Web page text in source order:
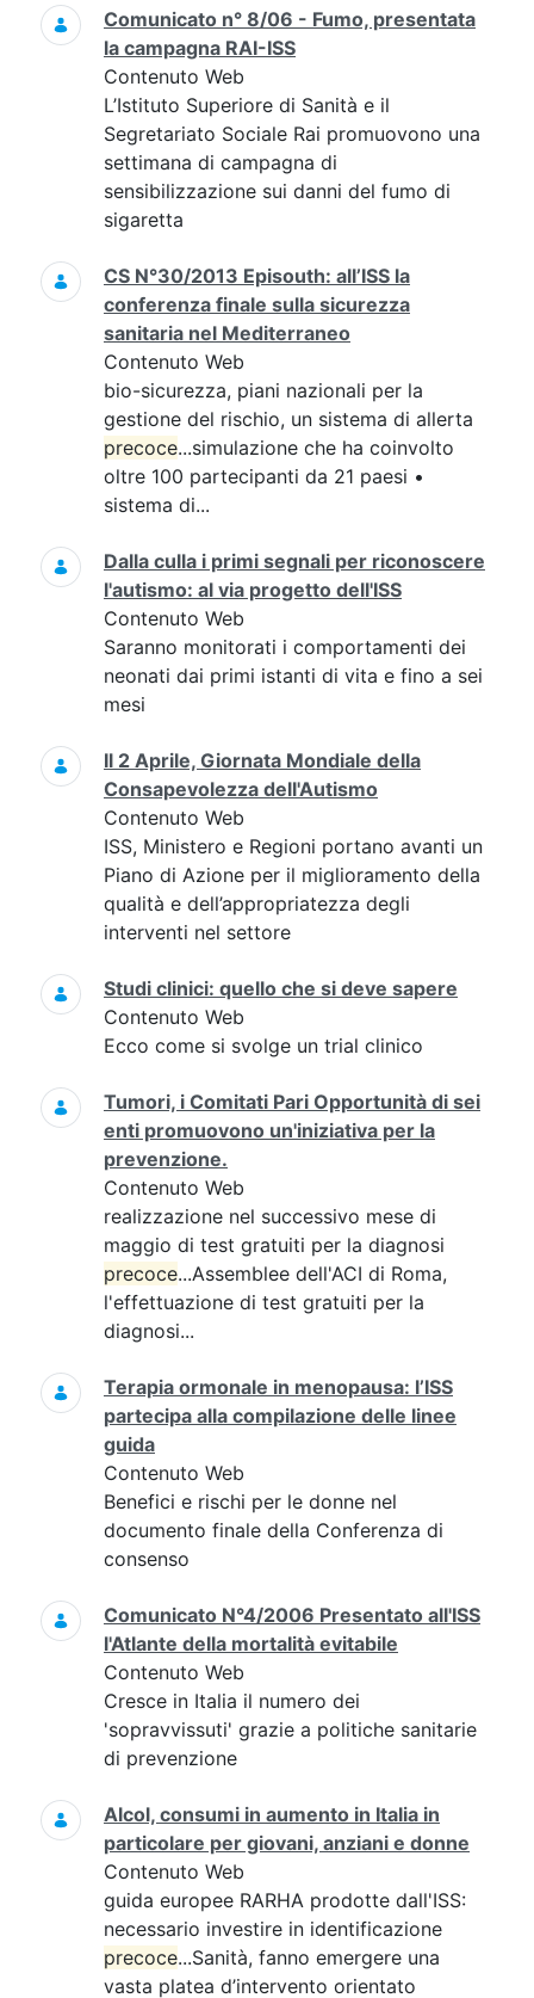
Comunicato n° 8/06 - Fumo, presentata
la campagna RAI-ISS
Contenuto Web
L’Istituto Superiore di Sanità e il
Segretariato Sociale Rai promuovono una
settimana di campagna di
sensibilizzazione sui danni del fumo di
sigaretta
CS N°30/2013 Episouth: all’ISS la
conferenza finale sulla sicurezza
sanitaria nel Mediterraneo
Contenuto Web
bio-sicurezza, piani nazionali per la
gestione del rischio, un sistema di allerta
precoce...simulazione che ha coinvolto
oltre 100 partecipanti da 21 paesi •
sistema di...
Dalla culla i primi segnali per riconoscere
l'autismo: al via progetto dell'ISS
Contenuto Web
Saranno monitorati i comportamenti dei
neonati dai primi istanti di vita e fino a sei
mesi
Il 2 Aprile, Giornata Mondiale della
Consapevolezza dell'Autismo
Contenuto Web
ISS, Ministero e Regioni portano avanti un
Piano di Azione per il miglioramento della
qualità e dell’appropriatezza degli
interventi nel settore
Studi clinici: quello che si deve sapere
Contenuto Web
Ecco come si svolge un trial clinico
Tumori, i Comitati Pari Opportunità di sei
enti promuovono un'iniziativa per la
prevenzione.
Contenuto Web
realizzazione nel successivo mese di
maggio di test gratuiti per la diagnosi
precoce...Assemblee dell'ACI di Roma,
l'effettuazione di test gratuiti per la
diagnosi...
Terapia ormonale in menopausa: l’ISS
partecipa alla compilazione delle linee
guida
Contenuto Web
Benefici e rischi per le donne nel
documento finale della Conferenza di
consenso
Comunicato N°4/2006 Presentato all'ISS
l'Atlante della mortalità evitabile
Contenuto Web
Cresce in Italia il numero dei
'sopravvissuti' grazie a politiche sanitarie
di prevenzione
Alcol, consumi in aumento in Italia in
particolare per giovani, anziani e donne
Contenuto Web
guida europee RARHA prodotte dall'ISS:
necessario investire in identificazione
precoce...Sanità, fanno emergere una
vasta platea d’intervento orientato